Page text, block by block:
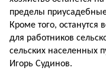
пределы
Кроме того,
для работников
сельских населенных
Игорь Судинов.